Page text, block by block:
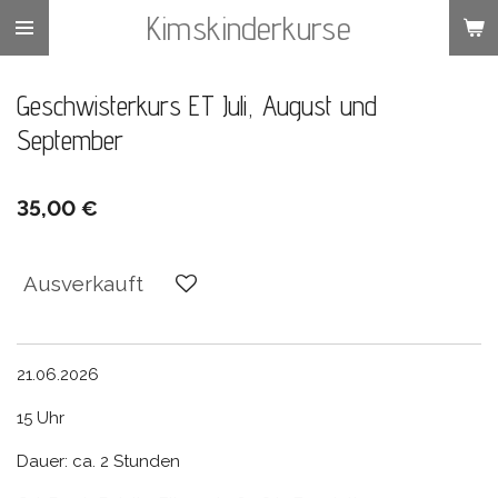
Zum
Kimskinderkurse
Geschwisterkurs ET Juli, August und
September
35,00 €
Ausverkauft
21.06.2026
15 Uhr
Dauer: ca. 2 Stunden